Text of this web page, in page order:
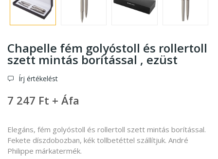
Chapelle fém golyóstoll és rollertoll
szett mintás borítással , ezüst
Írj értékelést
7 247 Ft + Áfa
Elegáns, fém golyóstoll és rollertoll szett mintás borítással.
Fekete díszdobozban, kék tollbetéttel szállítjuk. André
Philippe márkatermék.